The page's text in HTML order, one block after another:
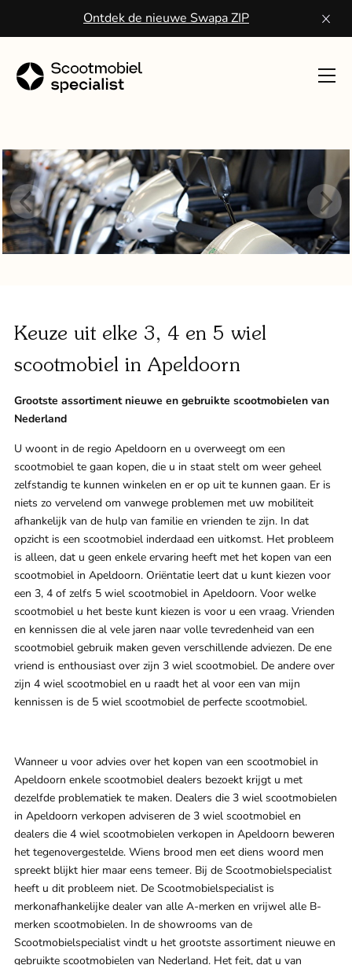
Ontdek de nieuwe Swapa ZIP
een
Winkels
Zwolle
Bezoek
Keuze uit elke 3, 4 en 5 wiel
scootmobiel in Apeldoorn
Grootste assortiment nieuwe en gebruikte scootmobielen van
Nederland
U woont in de regio Apeldoorn en u overweegt om een
scootmobiel te gaan kopen, die u in staat stelt om weer geheel
zelfstandig te kunnen winkelen en er op uit te kunnen gaan. Er is
niets zo vervelend om vanwege problemen met uw mobiliteit
afhankelijk van de hulp van familie en vrienden te zijn. In dat
opzicht is een scootmobiel inderdaad een uitkomst. Het probleem
is alleen, dat u geen enkele ervaring heeft met het kopen van een
scootmobiel in Apeldoorn. Oriëntatie leert dat u kunt kiezen voor
een 3, 4 of zelfs 5 wiel scootmobiel in Apeldoorn. Voor welke
scootmobiel u het beste kunt kiezen is voor u een vraag. Vrienden
en kennissen die al vele jaren naar volle tevredenheid van een
scootmobiel gebruik maken geven verschillende adviezen. De ene
vriend is enthousiast over zijn 3 wiel scootmobiel. De andere over
zijn 4 wiel scootmobiel en u raadt het al voor een van mijn
kennissen is de 5 wiel scootmobiel de perfecte scootmobiel.
Wanneer u voor advies over het kopen van een scootmobiel in
Apeldoorn enkele scootmobiel dealers bezoekt krijgt u met
dezelfde problematiek te maken. Dealers die 3 wiel scootmobielen
in Apeldoorn verkopen adviseren de 3 wiel scootmobiel en
dealers die 4 wiel scootmobielen verkopen in Apeldoorn beweren
het tegenovergestelde. Wiens brood men eet diens woord men
spreekt blijkt hier maar eens temeer. Bij de Scootmobielspecialist
heeft u dit probleem niet. De Scootmobielspecialist is
merkonafhankelijke dealer van alle A-merken en vrijwel alle B-
merken scootmobielen. In de showrooms van de
Scootmobielspecialist vindt u het grootste assortiment nieuwe en
gebruikte scootmobielen van Nederland. Het feit, dat u van